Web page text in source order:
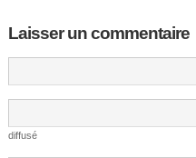
Laisser un commentaire
diffusé